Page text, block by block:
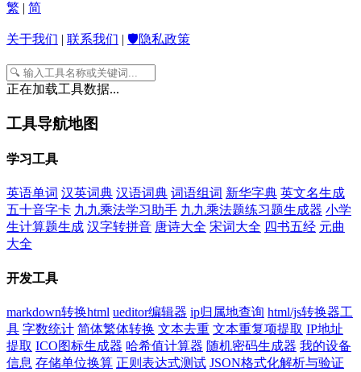
繁 | 简
关于我们 | 联系我们 | 🛡️隐私政策
正在加载工具数据...
工具导航地图
学习工具
英语单词 汉英词典 汉语词典 词语组词 新华字典 英文名生成
五十音字卡 九九乘法学习助手 九九乘法题练习题生成器 小学
生计算题生成 汉字转拼音 唐诗大全 宋词大全 四书五经 元曲
大全
开发工具
markdown转换html ueditor编辑器 ip归属地查询 html/js转换器工
具 字数统计 简体繁体转换 文本去重 文本重复项提取 IP地址
提取 ICO图标生成器 哈希值计算器 随机密码生成器 我的设备
信息 存储单位换算 正则表达式测试 JSON格式化解析与验证